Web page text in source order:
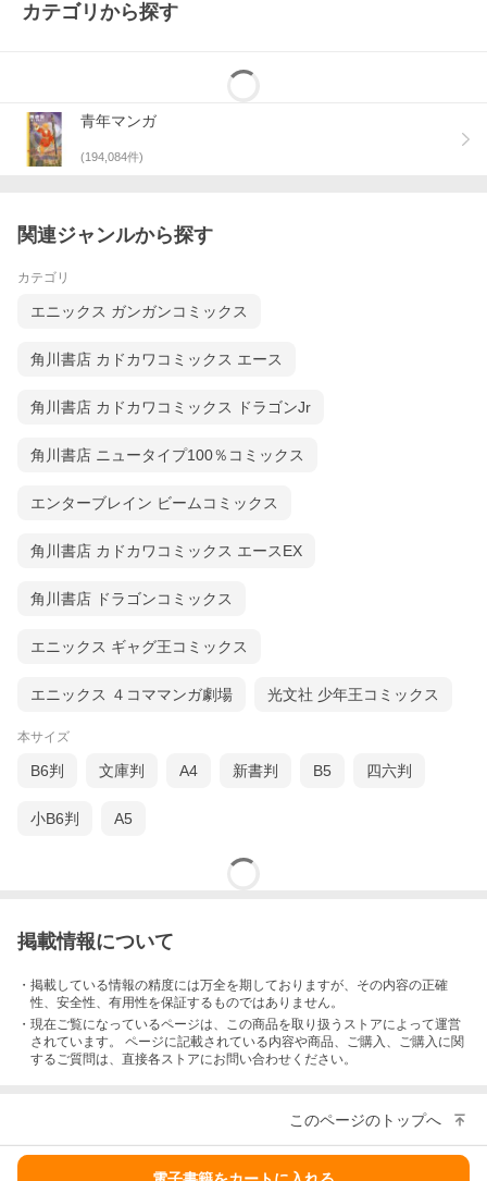
カテゴリから探す
青年マンガ
(194,084件)
関連ジャンルから探す
カテゴリ
エニックス ガンガンコミックス
角川書店 カドカワコミックス エース
角川書店 カドカワコミックス ドラゴンJr
角川書店 ニュータイプ100％コミックス
エンターブレイン ビームコミックス
角川書店 カドカワコミックス エースEX
角川書店 ドラゴンコミックス
エニックス ギャグ王コミックス
エニックス ４コママンガ劇場 光文社 少年王コミックス
本サイズ
B6判 文庫判 A4 新書判 B5 四六判
小B6判 A5
掲載情報について
・掲載している情報の精度には万全を期しておりますが、その内容の正確
性、安全性、有用性を保証するものではありません。
・現在ご覧になっているページは、この商品を取り扱うストアによって運営
されています。 ページに記載されている内容や商品、ご購入 、ご購入に関
するご質問は、直接各ストアにお問い合わせください。
このページのトップへ